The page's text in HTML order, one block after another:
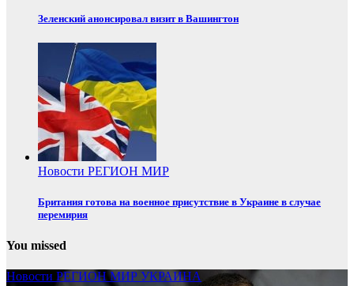
Зеленский анонсировал визит в Вашингтон
Новости РЕГИОН МИР
Британия готова на военное присутствие в Украине в случае
перемирия
You missed
Новости РЕГИОНМИР УКРАИНА